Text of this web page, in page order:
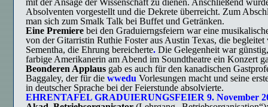
mit der Ansage der Wissenschaft zu dienen. Anschließend
Absolventen vorgestellt und die Dekrete überreicht. Zum
man sich zum Smalk Talk bei Buffet und Getränken.
Eine Premiere bei den Graduierngsfeiern war eine
von der Gitarristin Ruthie Foster aus Austin Texas, die begleitet
Sementha, die Ehrung bereicherte. Die Gelegenheit war
farbige Amerikanerin am Abend im Soundtheatre ein Konzert
Beonderen Applaus gab es auch für den kanadischen
Baggaley, der für die wwedu Vorlesungen macht und seine
in deutscher Sprache bei der Feierstunde absolvierte.
EHRENTAFEL GRADUIERUNGSFEIER 9. November